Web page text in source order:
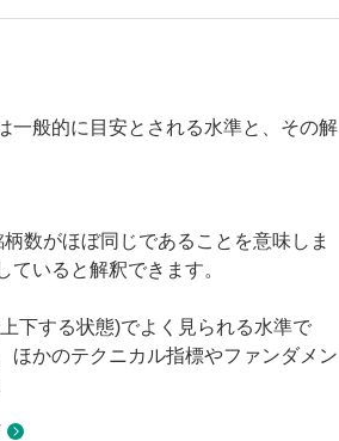
一般的に目安とされる水準と、その解
数がほぼ同じであることを意味しま
いると解釈できます。
下する状態)でよく見られる水準で
ほかのテクニカル指標やファンダメン